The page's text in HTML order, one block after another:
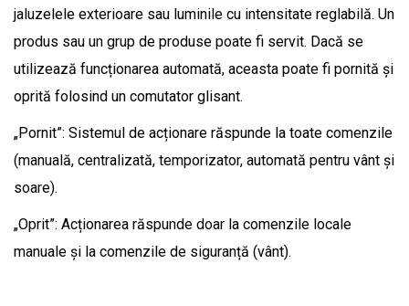
jaluzelele exterioare sau luminile cu intensitate reglabilă. Un
produs sau un grup de produse poate fi servit. Dacă se
utilizează funcționarea automată, aceasta poate fi pornită și
oprită folosind un comutator glisant.
„Pornit”: Sistemul de acționare răspunde la toate comenzile
(manuală, centralizată, temporizator, automată pentru vânt și
soare).
„Oprit”: Acționarea răspunde doar la comenzile locale
manuale și la comenzile de siguranță (vânt).